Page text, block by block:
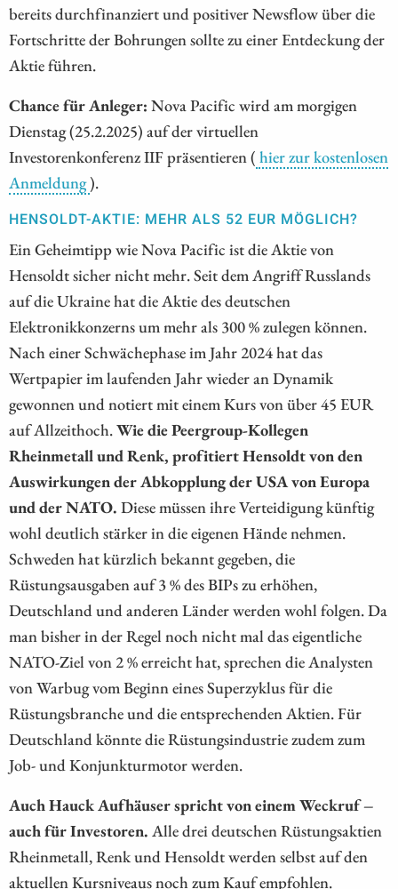
bereits durchfinanziert und positiver Newsflow über die
Fortschritte der Bohrungen sollte zu einer Entdeckung der
Aktie führen.
Chance für Anleger: Nova Pacific wird am morgigen
Dienstag (25.2.2025) auf der virtuellen
Investorenkonferenz IIF präsentieren ( hier zur kostenlosen
Anmeldung).
HENSOLDT-AKTIE: MEHR ALS 52 EUR MÖGLICH?
Ein Geheimtipp wie Nova Pacific ist die Aktie von
Hensoldt sicher nicht mehr. Seit dem Angriff Russlands
auf die Ukraine hat die Aktie des deutschen
Elektronikkonzerns um mehr als 300 % zulegen können.
Nach einer Schwächephase im Jahr 2024 hat das
Wertpapier im laufenden Jahr wieder an Dynamik
gewonnen und notiert mit einem Kurs von über 45 EUR
auf Allzeithoch.Wie die Peergroup-Kollegen
Rheinmetall und Renk, profitiert Hensoldt von den
Auswirkungen der Abkopplung der USA von Europa
und der NATO. Diese müssen ihre Verteidigung künftig
wohl deutlich stärker in die eigenen Hände nehmen.
Schweden hat kürzlich bekannt gegeben, die
Rüstungsausgaben auf 3 % des BIPs zu erhöhen,
Deutschland und anderen Länder werden wohl folgen. Da
man bisher in der Regel noch nicht mal das eigentliche
NATO-Ziel von 2 % erreicht hat, sprechen die Analysten
von Warbug vom Beginn eines Superzyklus für die
Rüstungsbranche und die entsprechenden Aktien. Für
Deutschland könnte die Rüstungsindustrie zudem zum
Job- und Konjunkturmotor werden.
Auch Hauck Aufhäuser spricht von einem Weckruf –
auch für Investoren. Alle drei deutschen Rüstungsaktien
Rheinmetall, Renk und Hensoldt werden selbst auf den
aktuellen Kursniveaus noch zum Kauf empfohlen.